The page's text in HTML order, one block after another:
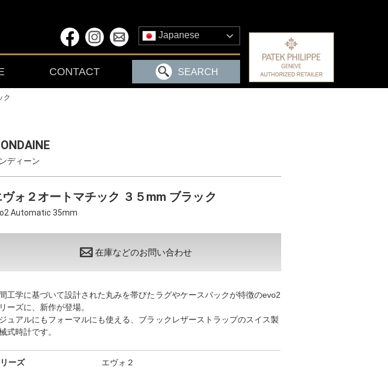
Japanese
CONTACT SEARCH
ク
ディーン
ヴォ２オートマチック ３５mm ブラック
Automatic 35mm
在庫などのお問い合わせ
工学に基づいて設計された丸みを帯びたラグやケースバックが特徴のevo2
ーズに、新作が登場。
ュアルにもフォーマルにも使える、ブラックレザーストラップのスイス製
式時計です。
ーズ エヴォ２